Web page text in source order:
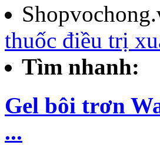
thuốc điều trị
Tìm nhanh:
Gel bôi trơn
...